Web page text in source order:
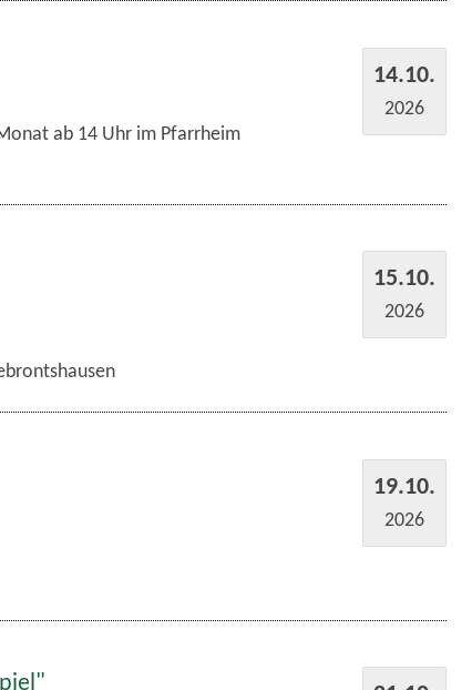
14.10.
2026
ab 14 Uhr im Pfarrheim
15.10.
2026
19.10.
2026